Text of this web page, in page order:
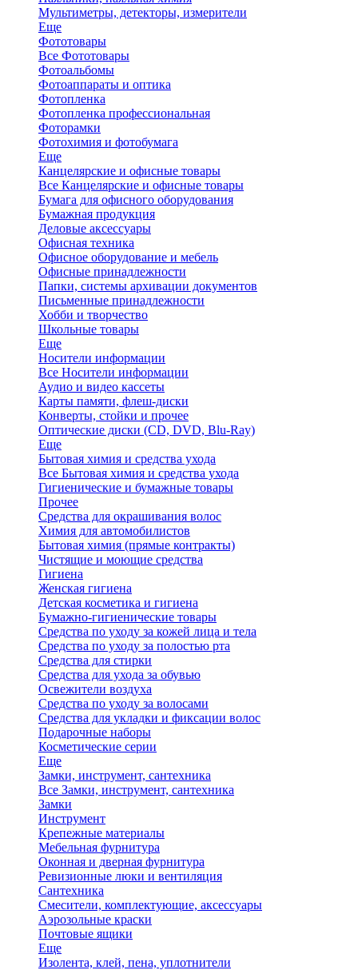
Мультиметры, детекторы, измерители
Еще
Фототовары
Все Фототовары
Фотоальбомы
Фотоаппараты и оптика
Фотопленка
Фотопленка профессиональная
Фоторамки
Фотохимия и фотобумага
Еще
Канцелярские и офисные товары
Все Канцелярские и офисные товары
Бумага для офисного оборудования
Бумажная продукция
Деловые аксессуары
Офисная техника
Офисное оборудование и мебель
Офисные принадлежности
Папки, системы архивации документов
Письменные принадлежности
Хобби и творчество
Школьные товары
Еще
Носители информации
Все Носители информации
Аудио и видео кассеты
Карты памяти, флеш-диски
Конверты, стойки и прочее
Оптические диски (CD, DVD, Blu-Ray)
Еще
Бытовая химия и средства ухода
Все Бытовая химия и средства ухода
Гигиенические и бумажные товары
Прочее
Средства для окрашивания волос
Химия для автомобилистов
Бытовая химия (прямые контракты)
Чистящие и моющие средства
Гигиена
Женская гигиена
Детская косметика и гигиена
Бумажно-гигиенические товары
Средства по уходу за кожей лица и тела
Средства по уходу за полостью рта
Средства для стирки
Средства для ухода за обувью
Освежители воздуха
Средства по уходу за волосами
Средства для укладки и фиксации волос
Подарочные наборы
Косметические серии
Еще
Замки, инструмент, сантехника
Все Замки, инструмент, сантехника
Замки
Инструмент
Крепежные материалы
Мебельная фурнитура
Оконная и дверная фурнитура
Ревизионные люки и вентиляция
Сантехника
Смесители, комплектующие, аксессуары
Аэрозольные краски
Почтовые ящики
Еще
Изолента, клей, пена, уплотнители